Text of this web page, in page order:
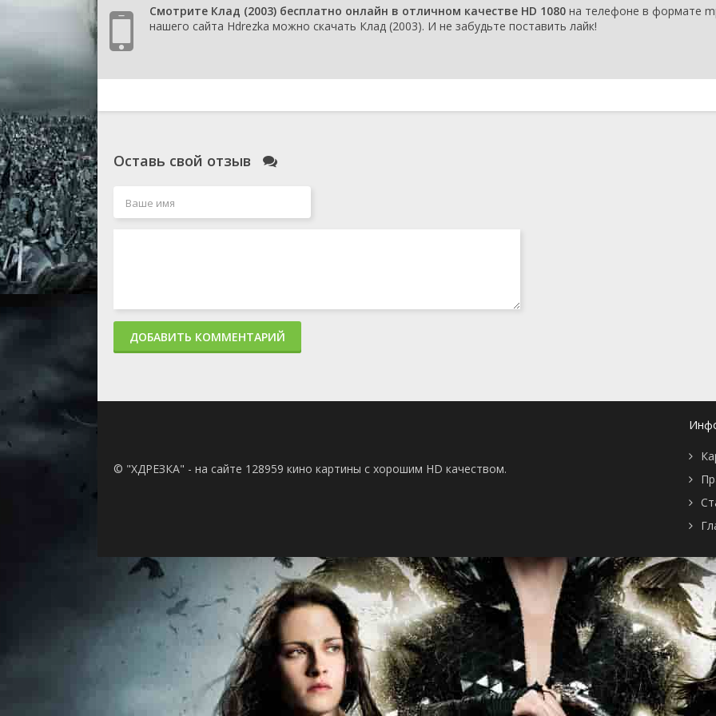
Смотрите Клад (2003) бесплатно онлайн в отличном качестве HD 1080 на телефоне в формате
нашего сайта Hdrezka можно скачать Клад (2003). И не забудьте поставить лайк!
Оставь свой отзыв
ДОБАВИТЬ КОММЕНТАРИЙ
© "ХДРЕЗКА" - на сайте 128959 кино картины с хорошим HD качеством.